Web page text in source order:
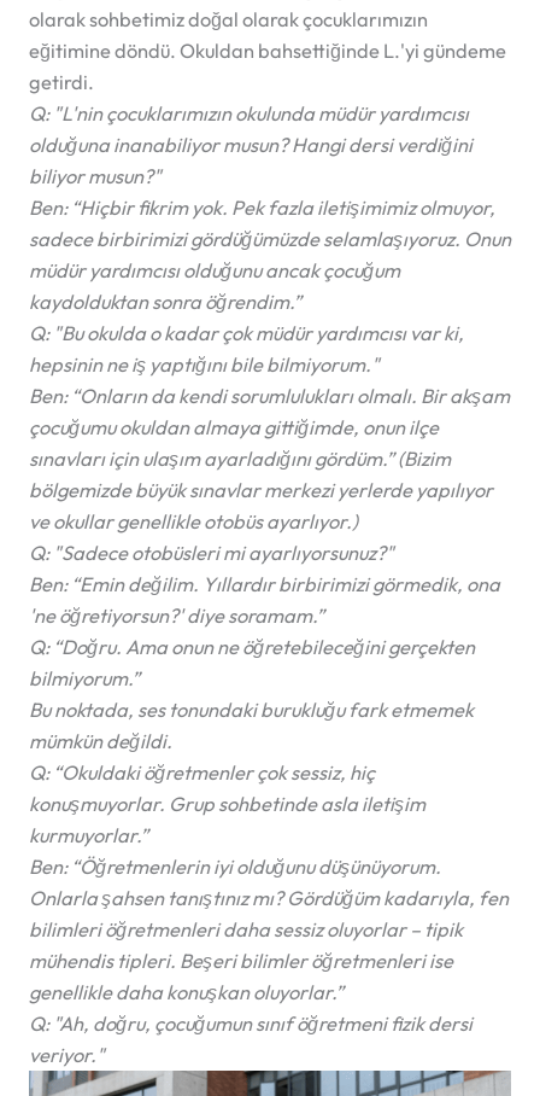
olarak sohbetimiz doğal olarak çocuklarımızın
eğitimine döndü. Okuldan bahsettiğinde L.'yi gündeme
getirdi.
Q:"L'nin çocuklarımızın okulunda müdür yardımcısı
olduğuna inanabiliyor musun? Hangi dersi verdiğini
biliyor musun?"
Ben:“Hiçbir fikrim yok. Pek fazla iletişimimiz olmuyor,
sadece birbirimizi gördüğümüzde selamlaşıyoruz. Onun
müdür yardımcısı olduğunu ancak çocuğum
kaydolduktan sonra öğrendim.”
Q:"Bu okulda o kadar çok müdür yardımcısı var ki,
hepsinin ne iş yaptığını bile bilmiyorum."
Ben:“Onların da kendi sorumlulukları olmalı. Bir akşam
çocuğumu okuldan almaya gittiğimde, onun ilçe
sınavları için ulaşım ayarladığını gördüm.” (Bizim
bölgemizde büyük sınavlar merkezi yerlerde yapılıyor
ve okullar genellikle otobüs ayarlıyor.)
Q:"Sadece otobüsleri mi ayarlıyorsunuz?"
Ben:“Emin değilim. Yıllardır birbirimizi görmedik, ona
'ne öğretiyorsun?' diye soramam.”
Q:“Doğru. Ama onun ne öğretebileceğini gerçekten
bilmiyorum.”
Bu noktada, ses tonundaki burukluğu fark etmemek
mümkün değildi.
Q:“Okuldaki öğretmenler çok sessiz, hiç
konuşmuyorlar. Grup sohbetinde asla iletişim
kurmuyorlar.”
Ben:“Öğretmenlerin iyi olduğunu düşünüyorum.
Onlarla şahsen tanıştınız mı? Gördüğüm kadarıyla, fen
bilimleri öğretmenleri daha sessiz oluyorlar – tipik
mühendis tipleri. Beşeri bilimler öğretmenleri ise
genellikle daha konuşkan oluyorlar.”
Q:"Ah, doğru, çocuğumun sınıf öğretmeni fizik dersi
veriyor."